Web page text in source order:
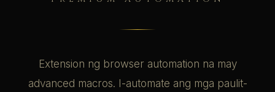
Extension ng browser automation na may
advanced macros. I-automate ang mga paulit-